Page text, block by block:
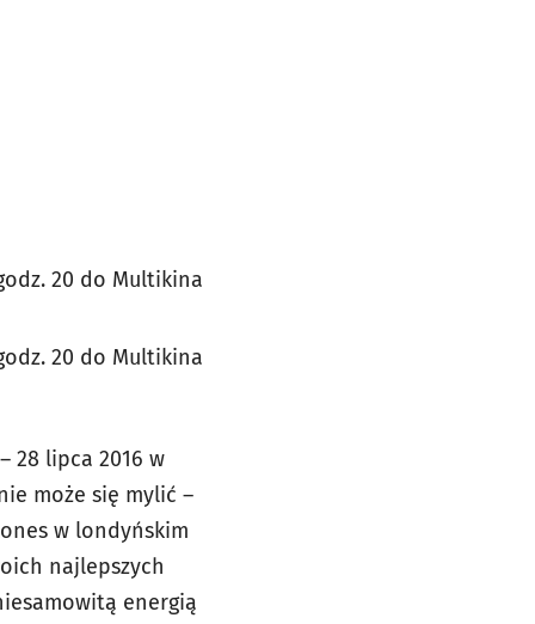
20 do Multikina
20 do Multikina
28 lipca 2016 w
może się mylić –
w londyńskim
najlepszych
energią